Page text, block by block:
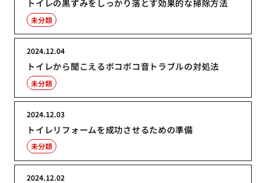
トイレの黒ずみをしっかり落とす効果的な掃除方法
未分類
トイレから聞こえるボコボコ音トラブルの対処法
2024.12.04
未分類
トイレリフォームを成功させるための準備
2024.12.03
未分類
2024.12.02